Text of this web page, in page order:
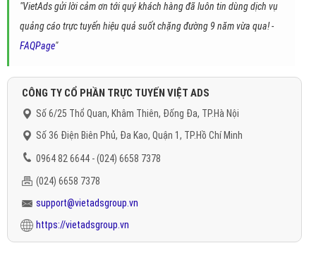
"VietAds gửi lời cảm ơn tới quý khách hàng đã luôn tin dùng dịch vụ
quảng cáo trực tuyến hiệu quả suốt chặng đường 9 năm vừa qua! -
FAQPage"
CÔNG TY CỔ PHẦN TRỰC TUYẾN VIỆT ADS
Số 6/25 Thổ Quan, Khâm Thiên, Đống Đa, TP.Hà Nội
Số 36 Điện Biên Phủ, Đa Kao, Quận 1, TP.Hồ Chí Minh
0964 82 6644 - (024) 6658 7378
(024) 6658 7378
support@vietadsgroup.vn
https://vietadsgroup.vn